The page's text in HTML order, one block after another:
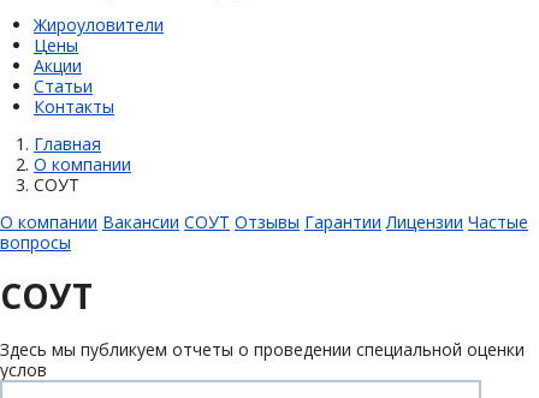
Жироуловители
Цены
Акции
Статьи
Контакты
Главная
О компании
СОУТ
О компании Вакансии СОУТ Отзывы Гарантии Лицензии Частые
вопросы
СОУТ
Здесь мы публикуем отчеты о проведении специальной оценки
услов